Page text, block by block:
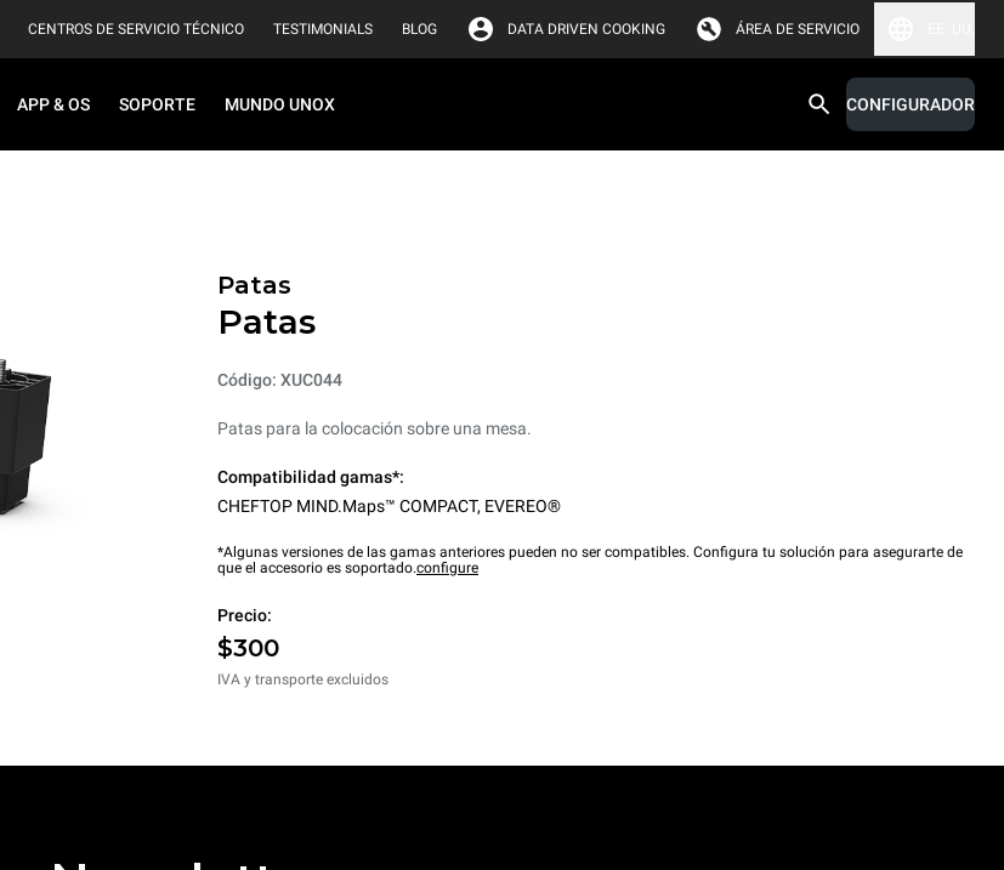
CENTROS DE SERVICIO TÉCNICO TESTIMONIALS BLOG DATA DRIVEN COOKING ÁREA DE SERVICIO
APP & OS SOPORTE MUNDO UNOX CONFIGURADOR
Patas
Patas
Código: XUC044
Patas para la colocación sobre una mesa.
Compatibilidad gamas*:
CHEFTOP MIND.Maps™ COMPACT, EVEREO®
*Algunas versiones de las gamas anteriores pueden no ser compatibles. Configura tu solución para asegurarte de
que el accesorio es soportado.configure
Precio:
$300
IVA y transporte excluidos